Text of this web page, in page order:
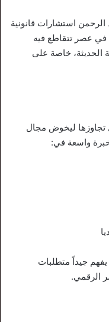
الرحمن استشارات قانونية
في عصر تتقاطع فيه
الحديثة، خاصة على
تجاوزها ليخوض مجال
خبرة واسعة في:
جيداً متطلبات
الرقمي.